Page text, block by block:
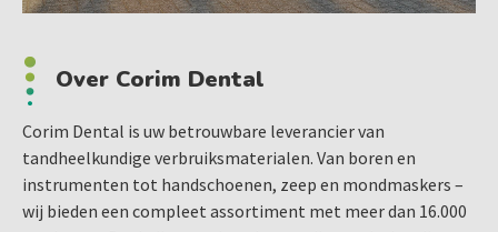
Over Corim Dental
Corim Dental is uw betrouwbare leverancier van
tandheelkundige verbruiksmaterialen. Van boren en
instrumenten tot handschoenen, zeep en mondmaskers –
wij bieden een compleet assortiment met meer dan 16.000